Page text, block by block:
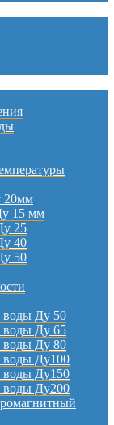
20мм
15 мм
25
40
50
Ду 50
Ду 65
Ду 80
Ду100
Ду150
Ду200